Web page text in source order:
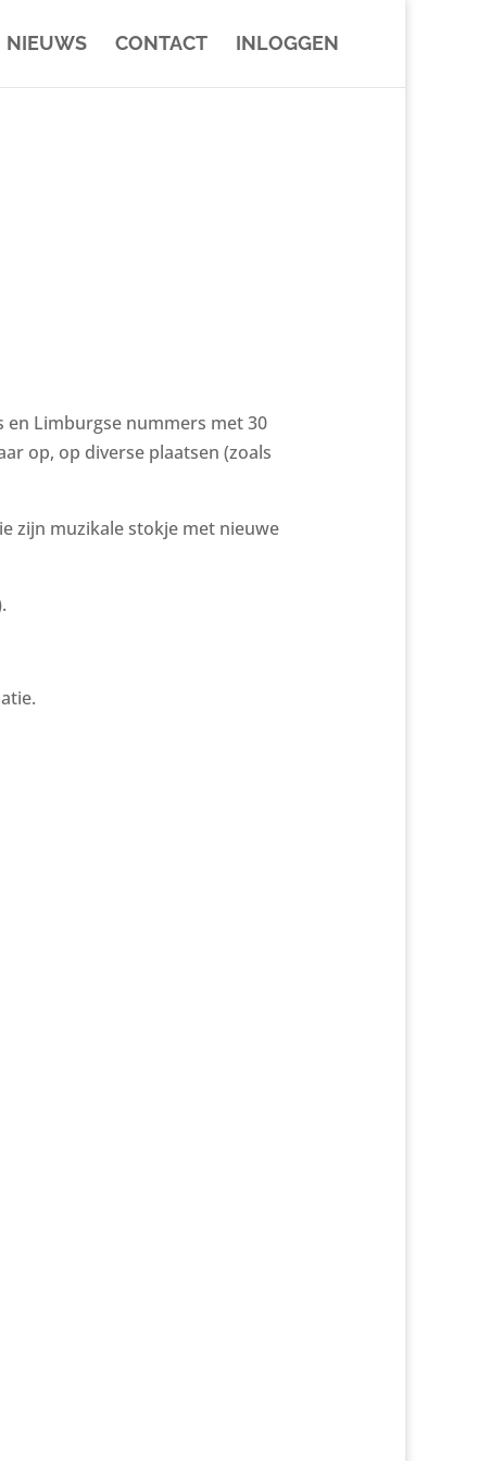
NIEUWS CONTACT INLOGGEN
en Limburgse nummers met 30
op, op diverse plaatsen (zoals
zijn muzikale stokje met nieuwe